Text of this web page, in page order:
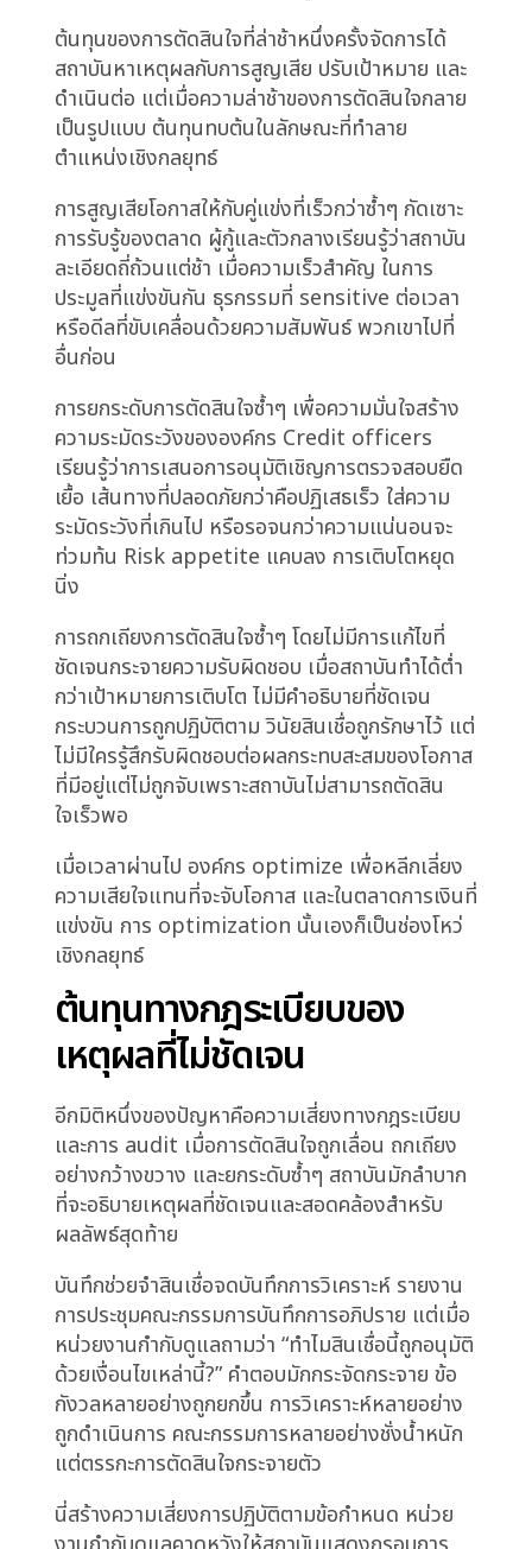
แต่ละคำถามสมเหตุสมผล แต่ละข้อกังวลสะท้อน
ความขยันที่แท้จริง แต่ไม่มีการวิเคราะห์เพิ่มเติมใด
เปลี่ยนแปลง risk profile อย่างมีนัยสำคัญ การ
ตัดสินใจไม่ได้ชัดเจนขึ้น มันแค่ถูกเลื่อนขณะที่คณะ
กรรมการแสวงหาระดับความแน่นอนที่การตัดสินใจ
สินเชื่อ ตามธรรมชาติ ไม่สามารถให้ได้
ในระหว่างนี้ ผู้กู้กำลังได้รับข้อเสนอจากคู่แข่ง และสี่
สัปดาห์เข้าสู่กระบวนการ พวกเขายอมรับเงื่อนไขจาก
สถาบันที่เคลื่อนไหวอย่างเด็ดขาดหลังจากสอง
สัปดาห์ของการทบทวน
โอกาสที่สูญเสียถูกสังเกต แต่มันไม่ถูกระบุว่าเป็น
ความล้มเหลวในการตัดสินใจ มันถูกอธิบายว่าเป็น
ราคาคู่แข่งที่ก้าวร้าว ปัจจัยความสัมพันธ์ หรือ
market timing สถาบันก้าวต่อไป และรูปแบบทำ
ซ้ำกับกรณีต่อไป
วิธีที่การตัดสินใจที่ไม่ชัดเจน
ทบต้นอย่างเงียบๆ ตลอดเวลา
ต้นทุนของการตัดสินใจที่ล่าช้าหนึ่งครั้งจัดการได้
สถาบันหาเหตุผลกับการสูญเสีย ปรับเป้าหมาย และ
ดำเนินต่อ แต่เมื่อความล่าช้าของการตัดสินใจกลาย
เป็นรูปแบบ ต้นทุนทบต้นในลักษณะที่ทำลาย
ตำแหน่งเชิงกลยุทธ์
การสูญเสียโอกาสให้กับคู่แข่งที่เร็วกว่าซ้ำๆ กัดเซาะ
การรับรู้ของตลาด ผู้กู้และตัวกลางเรียนรู้ว่าสถาบัน
ละเอียดถี่ถ้วนแต่ช้า เมื่อความเร็วสำคัญ ในการ
ประมูลที่แข่งขันกัน ธุรกรรมที่ sensitive ต่อเวลา
หรือดีลที่ขับเคลื่อนด้วยความสัมพันธ์ พวกเขาไปที่
อื่นก่อน
การยกระดับการตัดสินใจซ้ำๆ เพื่อความมั่นใจสร้าง
ความระมัดระวังขององค์กร Credit officers
เรียนรู้ว่าการเสนอการอนุมัติเชิญการตรวจสอบยืด
เยื้อ เส้นทางที่ปลอดภัยกว่าคือปฏิเสธเร็ว ใส่ความ
ระมัดระวังที่เกินไป หรือรอจนกว่าความแน่นอนจะ
ท่วมท้น Risk appetite แคบลง การเติบโตหยุด
นิ่ง
การถกเถียงการตัดสินใจซ้ำๆ โดยไม่มีการแก้ไขที่
ชัดเจนกระจายความรับผิดชอบ เมื่อสถาบันทำได้ต่ำ
กระบวนการถูกปฏิบัติตาม วินัยสินเชื่อถูกรักษาไว้ แต่